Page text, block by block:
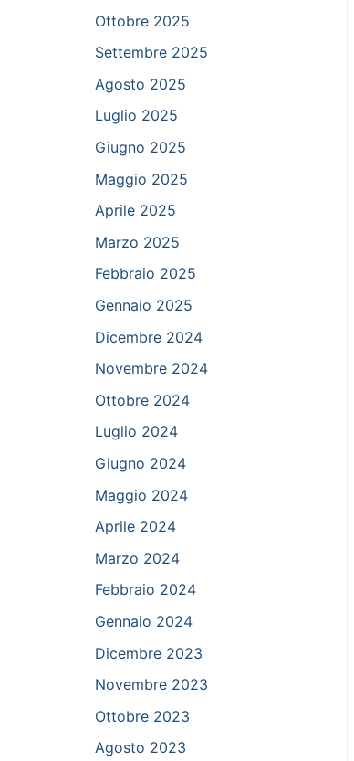
Ottobre 2025
Settembre 2025
Agosto 2025
Luglio 2025
Giugno 2025
Maggio 2025
Aprile 2025
Marzo 2025
Febbraio 2025
Gennaio 2025
Dicembre 2024
Novembre 2024
Ottobre 2024
Luglio 2024
Giugno 2024
Maggio 2024
Aprile 2024
Marzo 2024
Febbraio 2024
Gennaio 2024
Dicembre 2023
Novembre 2023
Ottobre 2023
Agosto 2023